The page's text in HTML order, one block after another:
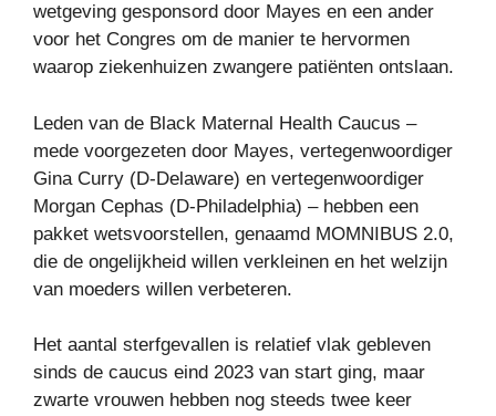
wetgeving gesponsord door Mayes en een ander
voor het Congres om de manier te hervormen
waarop ziekenhuizen zwangere patiënten ontslaan.
Leden van de Black Maternal Health Caucus –
mede voorgezeten door Mayes, vertegenwoordiger
Gina Curry (D-Delaware) en vertegenwoordiger
Morgan Cephas (D-Philadelphia) – hebben een
pakket wetsvoorstellen, genaamd MOMNIBUS 2.0,
die de ongelijkheid willen verkleinen en het welzijn
van moeders willen verbeteren.
Het aantal sterfgevallen is relatief vlak gebleven
sinds de caucus eind 2023 van start ging, maar
zwarte vrouwen hebben nog steeds twee keer